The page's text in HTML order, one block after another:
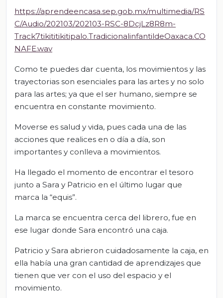
https://aprendeencasa.sep.gob.mx/multimedia/RS
C/Audio/202103/202103-RSC-8DcjLz8R8m-
Track7tikititikitipalo.TradicionalinfantildeOaxaca.CO
NAFE.wav
Como te puedes dar cuenta, los movimientos y las
trayectorias son esenciales para las artes y no solo
para las artes; ya que el ser humano, siempre se
encuentra en constante movimiento.
Moverse es salud y vida, pues cada una de las
acciones que realices en o día a día, son
importantes y conlleva a movimientos.
Ha llegado el momento de encontrar el tesoro
junto a Sara y Patricio en el último lugar que
marca la “equis”.
La marca se encuentra cerca del librero, fue en
ese lugar donde Sara encontró una caja.
Patricio y Sara abrieron cuidadosamente la caja, en
ella había una gran cantidad de aprendizajes que
tienen que ver con el uso del espacio y el
movimiento.